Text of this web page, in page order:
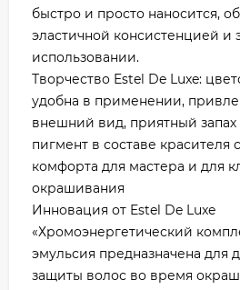
быстро и просто наносится,
эластичной консистенцией и
использовании.
Творчество Estel De Luxe:
удобна в применении,
внешний вид, приятный
пигмент в составе красителя
комфорта для мастера и для
окрашивания
Инновация от Estel De Luxe
«Хромоэнергетический
эмульсия предназначена для
защиты волос во время